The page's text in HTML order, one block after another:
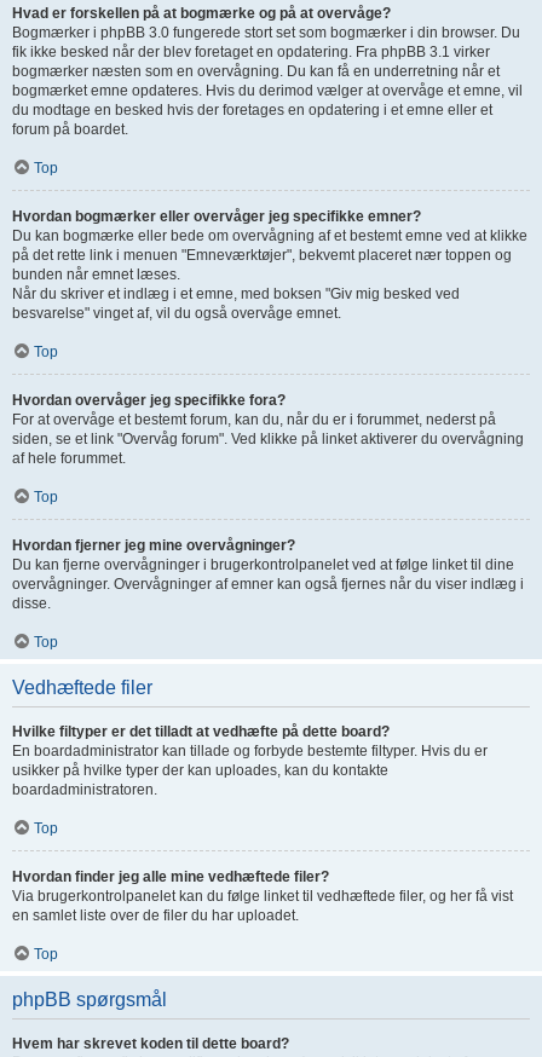
Hvad er forskellen på at bogmærke og på at overvåge?
Bogmærker i phpBB 3.0 fungerede stort set som bogmærker i din browser. Du
fik ikke besked når der blev foretaget en opdatering. Fra phpBB 3.1 virker
bogmærker næsten som en overvågning. Du kan få en underretning når et
bogmærket emne opdateres. Hvis du derimod vælger at overvåge et emne, vil
du modtage en besked hvis der foretages en opdatering i et emne eller et
forum på boardet.
Top
Hvordan bogmærker eller overvåger jeg specifikke emner?
Du kan bogmærke eller bede om overvågning af et bestemt emne ved at klikke
på det rette link i menuen "Emneværktøjer", bekvemt placeret nær toppen og
bunden når emnet læses.
Når du skriver et indlæg i et emne, med boksen "Giv mig besked ved
besvarelse" vinget af, vil du også overvåge emnet.
Top
Hvordan overvåger jeg specifikke fora?
For at overvåge et bestemt forum, kan du, når du er i forummet, nederst på
siden, se et link "Overvåg forum". Ved klikke på linket aktiverer du overvågning
af hele forummet.
Top
Hvordan fjerner jeg mine overvågninger?
Du kan fjerne overvågninger i brugerkontrolpanelet ved at følge linket til dine
overvågninger. Overvågninger af emner kan også fjernes når du viser indlæg i
disse.
Top
Vedhæftede filer
Hvilke filtyper er det tilladt at vedhæfte på dette board?
En boardadministrator kan tillade og forbyde bestemte filtyper. Hvis du er
usikker på hvilke typer der kan uploades, kan du kontakte
boardadministratoren.
Top
Hvordan finder jeg alle mine vedhæftede filer?
Via brugerkontrolpanelet kan du følge linket til vedhæftede filer, og her få vist
en samlet liste over de filer du har uploadet.
Top
phpBB spørgsmål
Hvem har skrevet koden til dette board?